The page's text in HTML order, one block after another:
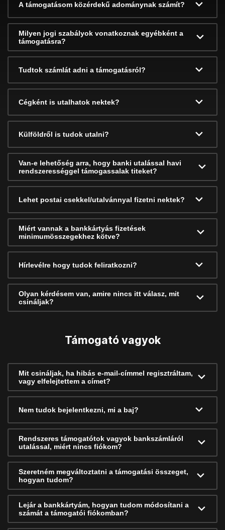
A támogatásom közérdekű adománynak számít?
Milyen jogi szabályok vonatkoznak egyébként a
támogatásra?
Tudtok számlát adni a támogatásról?
Cégként is utalhatok nektek?
Külföldről is tudok utalni?
Van-e lehetőség arra, hogy banki utalással havi
rendszerességgel támogassalak titeket?
Lehet postai csekkel/utalvánnyal fizetni nektek?
Miért vannak a bankkártyás fizetések
minimumösszegekhez kötve?
Hírlevélre hogy tudok feliratkozni?
Olyan kérdésem van, amire nincs itt válasz, mit
csináljak?
Támogató vagyok
Mit csináljak, ha hibás e-mail-címmel regisztráltam,
vagy elfelejtettem a címet?
Nem tudok bejelentkezni, mi a baj?
Rendszeres támogatótok vagyok bankszámláról
utalással, miért nincs fiókom?
Szeretném megváltoztatni a támogatási összeget,
hogyan tudom?
Lejár a bankkártyám, hogyan tudom módosítani a
számát a támogatói fiókomban?